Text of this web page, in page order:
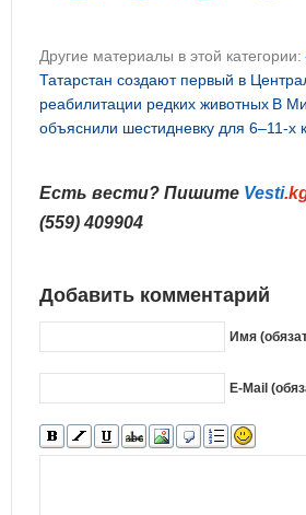
Другие материалы в этой категории:
Татарстан создают первый в
реабилитации редких животных В
объяснили шестидневку для 6–11-х
Есть вести? Пишите Vesti
(559) 409904
Добавить комментарий
Имя
E-Mail